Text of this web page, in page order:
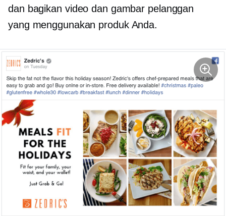
dan bagikan video dan gambar pelanggan
yang menggunakan produk Anda.